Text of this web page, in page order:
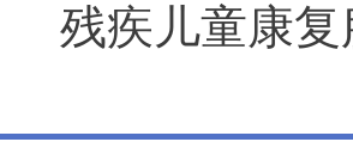
残疾儿童康